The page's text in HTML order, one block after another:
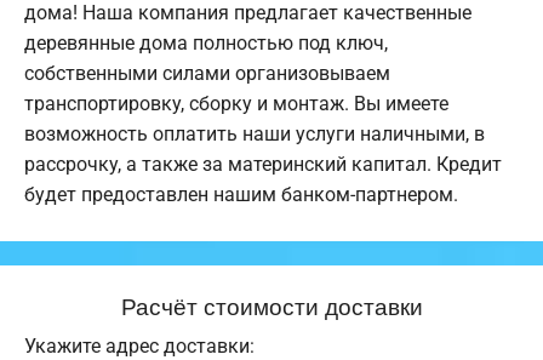
дома! Наша компания предлагает качественные
деревянные дома полностью под ключ,
собственными силами организовываем
транспортировку, сборку и монтаж. Вы имеете
возможность оплатить наши услуги наличными, в
рассрочку, а также за материнский капитал. Кредит
будет предоставлен нашим банком-партнером.
Расчёт стоимости доставки
Укажите адрес доставки: